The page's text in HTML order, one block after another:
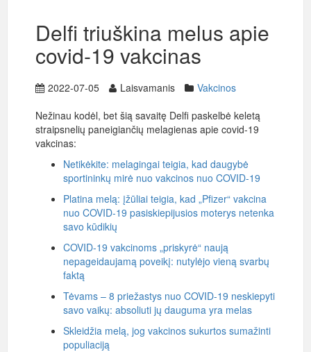
Delfi triuškina melus apie
covid-19 vakcinas
2022-07-05 Laisvamanis
Vakcinos
Nežinau kodėl, bet šią savaitę Delfi paskelbė keletą
straipsnelių paneigiančių melagienas apie covid-19
vakcinas:
Netikėkite: melagingai teigia, kad daugybė
sportininkų mirė nuo vakcinos nuo COVID-19
Platina melą: įžūliai teigia, kad „Pfizer“ vakcina
nuo COVID-19 pasiskiepijusios moterys netenka
savo kūdikių
COVID-19 vakcinoms „priskyrė“ naują
nepageidaujamą poveikį: nutylėjo vieną svarbų
faktą
Tėvams – 8 priežastys nuo COVID-19 neskiepyti
savo vaikų: absoliuti jų dauguma yra melas
Skleidžia melą, jog vakcinos sukurtos sumažinti
populiaciją